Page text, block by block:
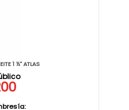
1 ½" ATLAS